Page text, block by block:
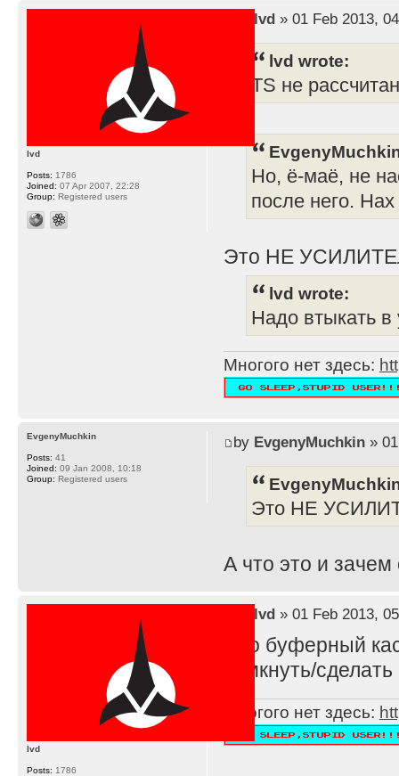
lvd» 01 Feb 2013,
lvd wrote:
TS не
Но, ё-маё, не
после него.
Это НЕ
lvd wrote:
Надо втыкать в
Многого нет здесь:
lvd
Posts: 1786
Joined: 07 Apr 2007, 22:28
Group: Registered users
by EvgenyMuchkin» 01
Это НЕ
А что это и
EvgenyMuchkin
Posts: 41
Joined: 09 Jan 2008, 10:18
Group: Registered users
lvd» 01 Feb 2013,
Это буферный
замкнуть/
Многого нет здесь:
lvd
Posts: 1786